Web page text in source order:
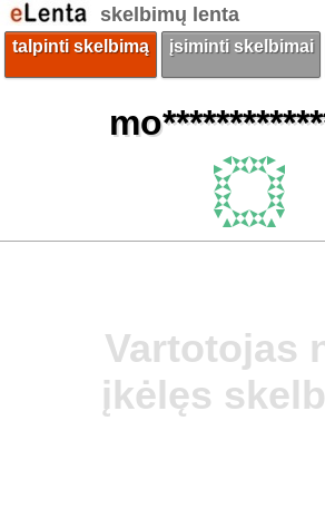
skelbimų lenta
talpinti skelbimą įsiminti skelbimai
Vartotojas
įkėlęs